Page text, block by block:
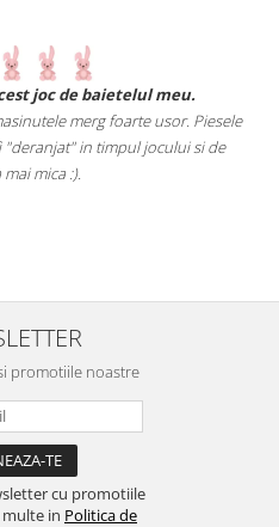
joc de baietelul meu.
merg foarte usor. Piesele
in timpul jocului si de
mica :).
promotiile noastre
cu promotiile
in Politica de